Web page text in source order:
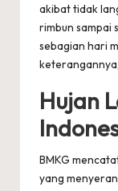
akibat tidak
rimbun sampai
sebagian hari
Hujan
BMKG
yang